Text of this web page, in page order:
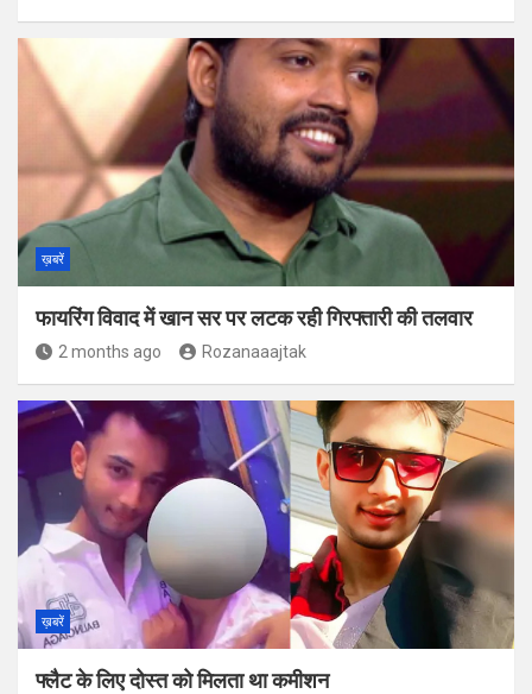
ख़बरें
फायरिंग विवाद में खान सर पर लटक रही गिरफ्तारी की तलवार
2 months ago Rozanaaajtak
ख़बरें
फ्लैट के लिए दोस्त को मिलता था कमीशन